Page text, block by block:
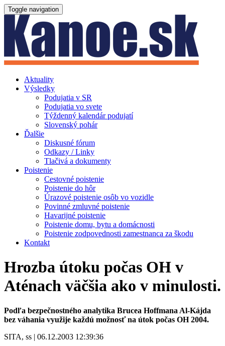
Toggle navigation
Aktuality
Výsledky
Podujatia v SR
Podujatia vo svete
Týždenný kalendár podujatí
Slovenský pohár
Ďalšie
Diskusné fórum
Odkazy / Linky
Tlačivá a dokumenty
Poistenie
Cestovné poistenie
Poistenie do hôr
Úrazové poistenie osôb vo vozidle
Povinné zmluvné poistenie
Havarijné poistenie
Poistenie domu, bytu a domácnosti
Poistenie zodpovednosti zamestnanca za škodu
Kontakt
Hrozba útoku počas OH v
Aténach väčšia ako v minulosti.
Podľa bezpečnostného analytika Brucea Hoffmana Al-Kájda
bez váhania využije každú možnosť na útok počas OH 2004.
SITA, ss | 06.12.2003 12:39:36